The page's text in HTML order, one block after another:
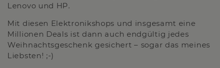
Lenovo und HP.
Mit diesen Elektronikshops und insgesamt eine
Millionen Deals ist dann auch endgültig jedes
Weihnachtsgeschenk gesichert – sogar das meines
Liebsten! ;-)